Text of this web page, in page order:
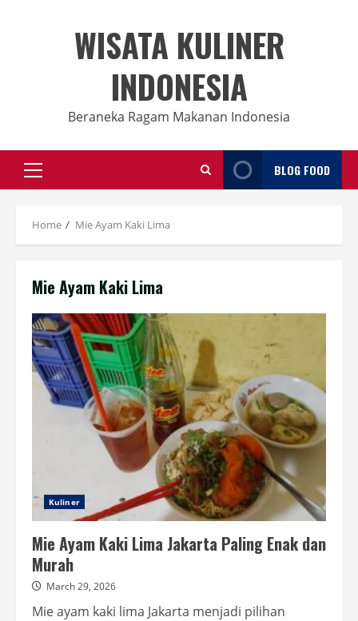
WISATA KULINER
INDONESIA
Beraneka Ragam Makanan Indonesia
Primary
Menu
BLOG FOOD
Home Mie Ayam Kaki Lima
Mie Ayam Kaki Lima
Kuliner
Mie Ayam Kaki Lima Jakarta Paling Enak dan
Murah
March 29, 2026
Mie ayam kaki lima Jakarta menjadi pilihan